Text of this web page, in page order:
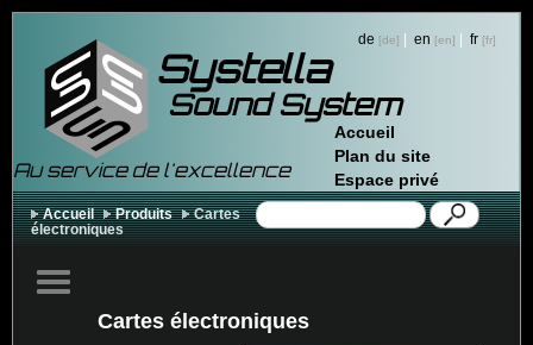
Systella
Au service de l'excellence
Sound System
de | en | fr
Accueil
Plan du site
Espace privé
Accueil Produits
Cartes
électroniques
Cartes électroniques